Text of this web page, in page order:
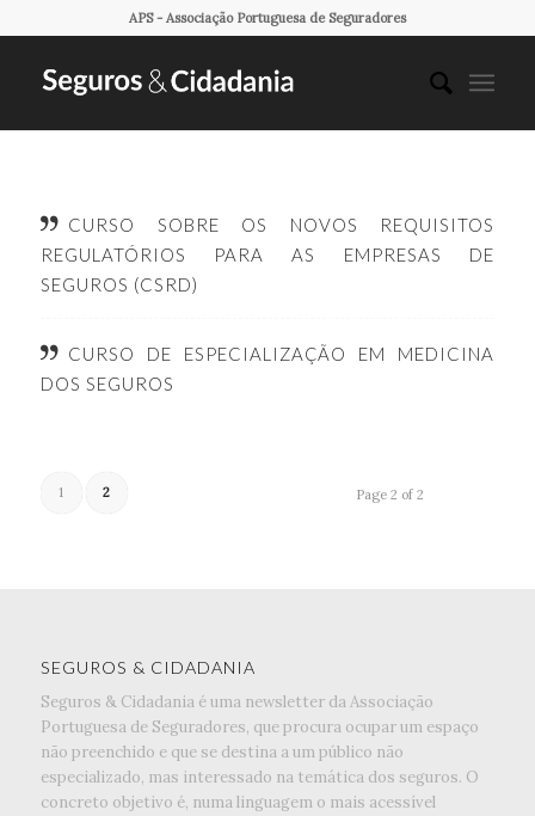
APS - Associação Portuguesa de Seguradores
CURSO SOBRE OS NOVOS REQUISITOS
REGULATÓRIOS PARA AS EMPRESAS DE
SEGUROS (CSRD)
CURSO DE ESPECIALIZAÇÃO EM MEDICINA
DOS SEGUROS
Page 2 of 2
1 2
SEGUROS & CIDADANIA
Seguros & Cidadania é uma newsletter da Associação
Portuguesa de Seguradores, que procura ocupar um espaço
não preenchido e que se destina a um público não
especializado, mas interessado na temática dos seguros. O
concreto objetivo é, numa linguagem o mais acessível